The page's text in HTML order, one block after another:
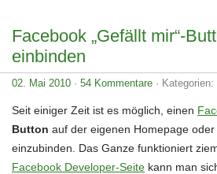
Facebook „Gefällt mir“-
einbinden
02. Mai 2010 · 54 Kommentare · Kategorien:
Seit einiger Zeit ist es möglich, einen
Button auf der eigenen Homepage
einzubinden. Das Ganze funktioniert
Facebook Developer-Seite kann man